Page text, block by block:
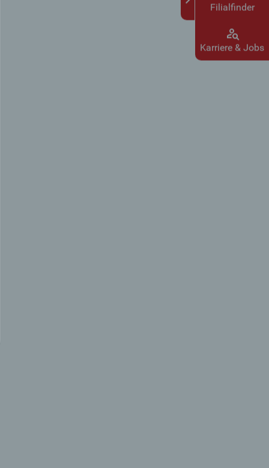
Filialfinder
Karriere & Jobs